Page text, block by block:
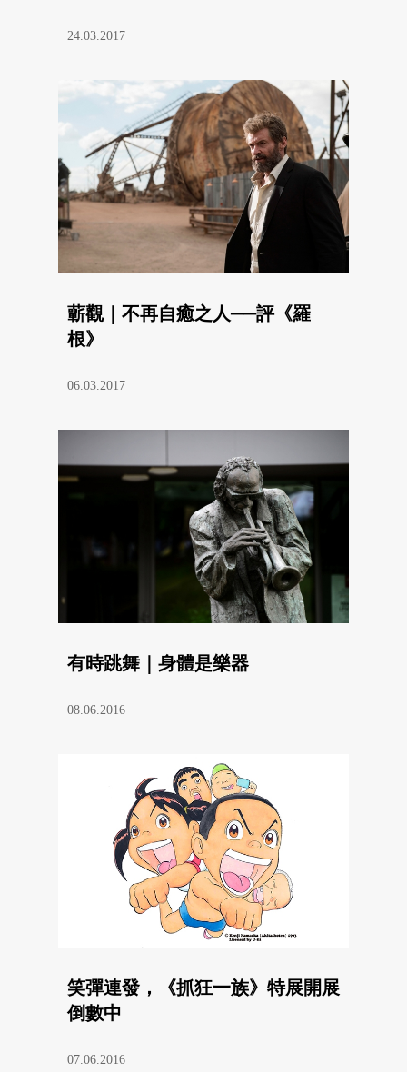
24.03.2017
蘄觀｜不再自癒之人──評《羅
根》
06.03.2017
有時跳舞｜身體是樂器
08.06.2016
笑彈連發，《抓狂一族》特展開展
倒數中
07.06.2016